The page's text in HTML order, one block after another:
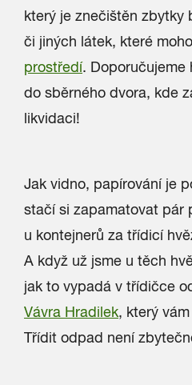
který je znečištěn zbytky
či jiných látek, které
prostředí. Doporučujeme
do sběrného dvora, kde
likvidaci!
Jak vidno, papírování je
stačí si zapamatovat pár
u kontejnerů za třídicí
A když už jsme u těch
jak to vypadá v třídičce
Vávra Hradilek, který
Třídit odpad není